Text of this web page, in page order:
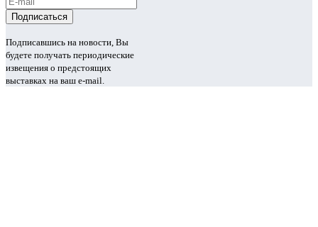
Подписавшись на новости, Вы
будете получать периодические
извещения о предстоящих
выставках на ваш e-mail.